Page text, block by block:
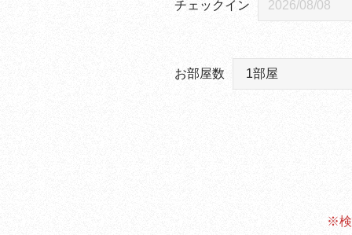
チェックイン
お部屋数
※検